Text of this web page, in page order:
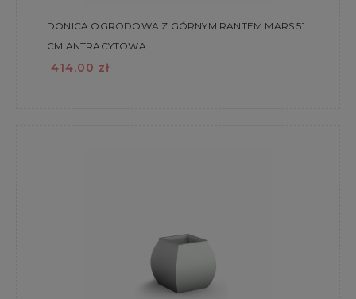
DONICA OGRODOWA Z GÓRNYM RANTEM MARS 51
CM ANTRACYTOWA
414,00 zł